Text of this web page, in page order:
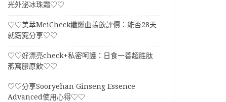
光外泌冰珠霜♡♡
♡♡美萃MeiCheck纖燃曲羨飲評價：能否28天
就窈窕分享♡♡
♡♡好漂亮check+私密呵護：日食一善超胜肽
燕窩膠原飲♡♡
♡♡分享Sooryehan Ginseng Essence
Advanced使用心得♡♡